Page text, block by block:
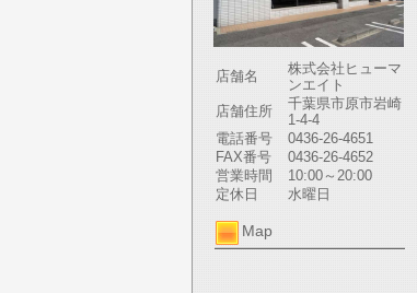
店舗名
株式会社ヒューマ
ンエイト
店舗住所
千葉県市原市岩崎
1-4-4
電話番号
0436-26-4651
FAX番号
0436-26-4652
営業時間
10:00～20:00
定休日
水曜日
Map